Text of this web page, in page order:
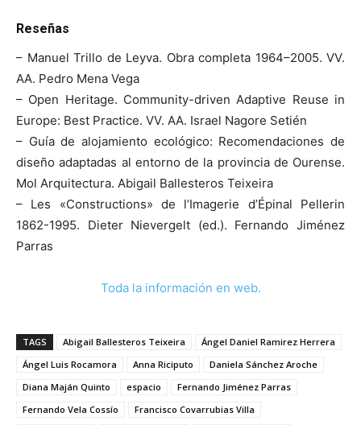
Reseñas
– Manuel Trillo de Leyva. Obra completa 1964–2005. VV.
AA. Pedro Mena Vega
– Open Heritage. Community-driven Adaptive Reuse in
Europe: Best Practice. VV. AA. Israel Nagore Setién
– Guía de alojamiento ecológico: Recomendaciones de
diseño adaptadas al entorno de la provincia de Ourense.
Mol Arquitectura. Abigail Ballesteros Teixeira
– Les «Constructions» de l’Imagerie d’Épinal Pellerin
1862-1995. Dieter Nievergelt (ed.). Fernando Jiménez
Parras
Toda la información en web.
TAGS Abigail Ballesteros Teixeira
Ángel Daniel Ramirez Herrera
Ángel Luis Rocamora
Anna Riciputo
Daniela Sánchez Aroche
Diana Maján Quinto
espacio
Fernando Jiménez Parras
Fernando Vela Cossío
Francisco Covarrubias Villa